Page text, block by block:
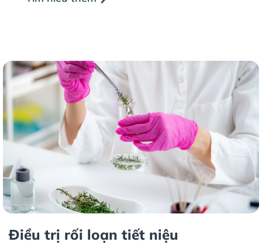
Điều trị rối loạn tiết niệu